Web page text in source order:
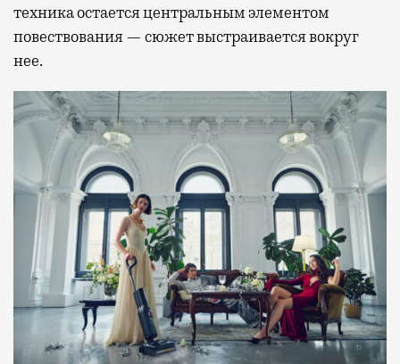
техника остается центральным элементом
повествования — сюжет выстраивается вокруг
нее.